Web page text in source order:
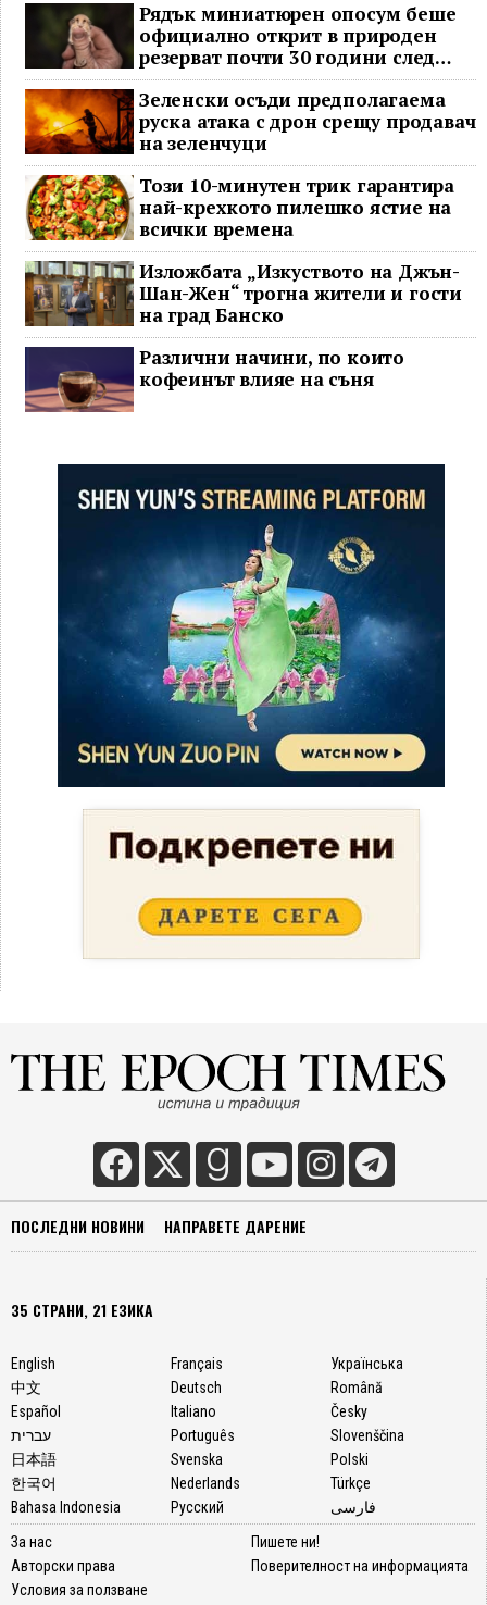
Рядък миниатюрен опосум беше
официално открит в природен
резерват почти 30 години след
последното му наблюдение
Зеленски осъди предполагаема
руска атака с дрон срещу продавач
на зеленчуци
Този 10-минутен трик гарантира
най-крехкото пилешко ястие на
всички времена
Изложбата „Изкуството на Джън-
Шан-Жен“ трогна жители и гости
на град Банско
Различни начини, по които
кофеинът влияе на съня
ПОСЛЕДНИ НОВИНИ НАПРАВЕТЕ ДАРЕНИЕ
35 СТРАНИ, 21 ЕЗИКА
English
中文
Español
עברית
日本語
한국어
Bahasa Indonesia
Français
Deutsch
Italiano
Português
Svenska
Nederlands
Русский
Українська
Română
Česky
Slovenščina
Polski
Türkçe
فارسی
За нас
Авторски права
Условия за ползване
Пишете ни!
Поверителност на информацията